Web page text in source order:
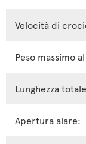
Velocità di
Peso massimo
Lunghezza
Apertura alare: